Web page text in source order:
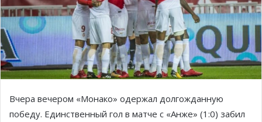
Вчера вечером «Монако» одержал долгожданную
победу. Единственный гол в матче с «Анже» (1:0) забил